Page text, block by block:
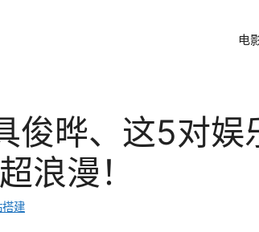
电
俊晔、这5对娱
浪漫！
搭建